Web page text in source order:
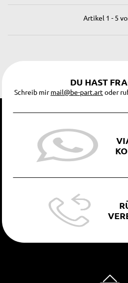
Artikel 1 - 5
DU HAST
Schreib mirmail@be-part.artoder